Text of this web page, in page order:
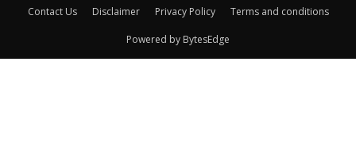
Contact Us Disclaimer Privacy Policy Terms and conditions
Powered by BytesEdge